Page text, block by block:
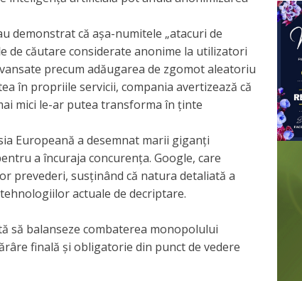
demonstrat că așa-numitele „atacuri de
de căutare considerate anonime la utilizatori
precum adăugarea de zgomot aleatoriu
în propriile servicii, compania avertizează că
mici le-ar putea transforma în ținte
Europeană a desemnat marii giganți
a încuraja concurența. Google, care
prevederi, susținând că natura detaliată a
actuale de decriptare.
să balanseze combaterea monopolului
finală și obligatorie din punct de vedere